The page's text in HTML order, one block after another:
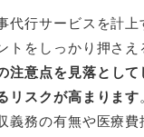
代行サービスを計上
トをしっかり押さ
注意点を見落として
リスクが高まります
義務の有無や医療費